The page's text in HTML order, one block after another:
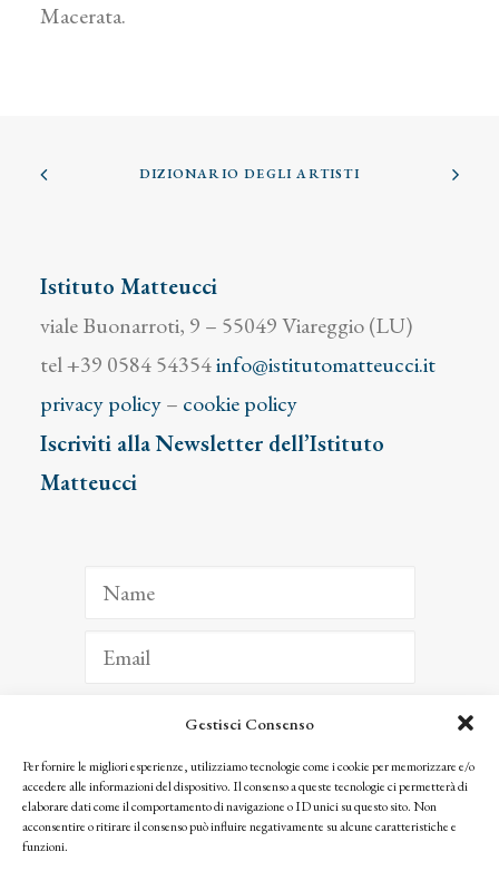
Gestisci Consenso
Per fornire le migliori esperienze, utilizziamo tecnologie come i cookie per memorizzare e/o
accedere alle informazioni del dispositivo. Il consenso a queste tecnologie ci permetterà di
elaborare dati come il comportamento di navigazione o ID unici su questo sito. Non
acconsentire o ritirare il consenso può influire negativamente su alcune caratteristiche e
funzioni.
Macerata.
DIZIONARIO DEGLI ARTISTI
Istituto Matteucci
viale Buonarroti, 9 – 55049 Viareggio (LU)
tel +39 0584 54354info@istitutomatteucci.it
privacy policy– cookie policy
Iscriviti alla Newsletter dell’Istituto
Matteucci
ISCRIVITI
Facendo clic per iscriverti, riconosci che le tue informazioni saranno trattate
seguendo la nostra Privacy Policy
© 2025 Istituto Matteucci. All right reserved